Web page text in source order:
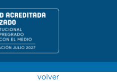
volver